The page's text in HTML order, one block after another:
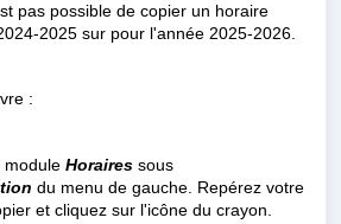
pas possible de copier un horaire
2025 sur pour l'année 2025-2026.
:
module Horaires sous
du menu de gauche. Repérez votre
et cliquez sur l'icône du crayon.